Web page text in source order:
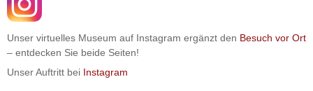
Unser virtuelles Museum auf Instagram ergänzt den Besuch vor Ort
– entdecken Sie beide Seiten!
Unser Auftritt bei Instagram